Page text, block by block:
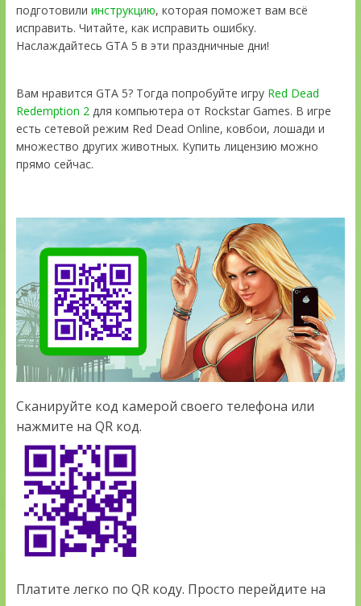
подготовили инструкцию, которая поможет вам всё
исправить. Читайте, как исправить ошибку.
Наслаждайтесь GTA 5 в эти праздничные дни!
Вам нравится GTA 5? Тогда попробуйте игру Red Dead
Redemption 2для компьютера от Rockstar Games. В игре
есть сетевой режим Red Dead Online, ковбои, лошади и
множество других животных. Купить лицензию можно
прямо сейчас.
Сканируйте код камерой своего телефона или
нажмите на QR код.
Платите легко по QR коду. Просто перейдите на